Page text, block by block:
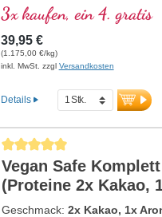
3x kaufen, ein 4. gratis
39,95 €
(1.175,00 €/kg)
inkl. MwSt. zzgl Versandkosten
Details
Durchschnittliche Bewertung von 5
Vegan Safe Komplett
(Proteine 2x Kakao,
Aronia)
Geschmack: 2x Kakao, 1x